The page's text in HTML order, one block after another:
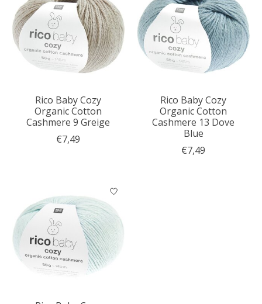
Rico Baby Cozy
Organic Cotton
Cashmere 9 Greige
€7,49
Rico Baby Cozy
Organic Cotton
Cashmere 13 Dove
Blue
€7,49